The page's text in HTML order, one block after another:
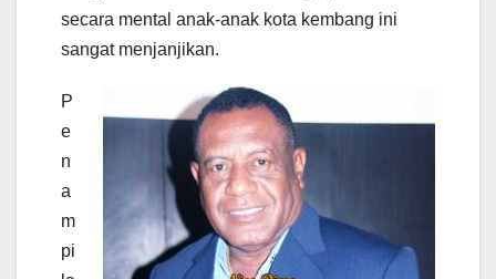
secara mental anak-anak kota kembang ini
sangat menjanjikan.
P
e
n
a
m
pi